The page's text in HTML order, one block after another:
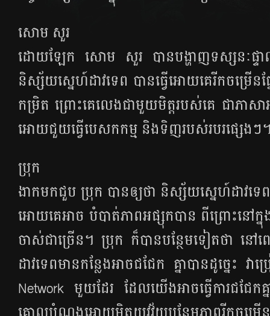
សោម​ សួរ
ដោយឡែក សោម​ សួរ បាន​បង្ហាញ​ទស្សនៈ​ផ្ទាល់​
និស្ស័យ​ស្នេហ៍​ដាវ​ទេព​ បាន​ធ្វើ​អោយ​គេ​រីកចម្រើន​
កម្រិត​ ព្រោះ​គេ​លេង​ជាមួយ​មិត្ត​របស់​គេ​ ជា​ភាស
អោយ​ជួយ​ធ្វើ​បេសកកម្ម និង​ទិញ​របស់​របរ​ផ្សេងៗ
ប្រុក
ងាក​មក​ជួប​ ប្រុក បាន​ឲ្យ​ថា​ និស្ស័យ​ស្នេហ៍​ដាវ​ទេ
អោយ​​គេ​អាច​ បំបាត់​ភាព​អផ្សុក​បាន ពីព្រោះ​នៅ​ក្នុង​
ចាស់​ជា​ច្រើន។ ប្រុក ក៏​បាន​បន្ថែម​ទៀត​ថា ន
ដាវ​ទេព​មាន​កន្លែង​អាច​ជជែក គ្នា​បាន​ដូច្នេះ វ
Network មួយ​ដែរ ដែល​យើង​អាច​ធ្វើ​ការ​ជជែក​គ្